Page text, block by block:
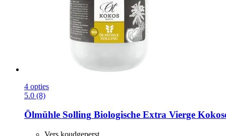
4 opties
5.0 (8)
Ölmühle Solling Biologische Extra Vierge
Vers koudgeperst